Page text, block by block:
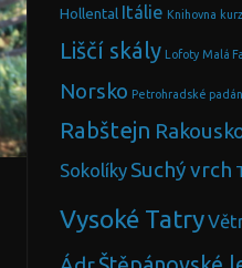
Hollental Itálie Knihovna kurz
Liščí skály Lofoty Malá
Norsko Petrohradské
Rabštejn
Sokolíky Suchý vrch
Vysoké Tatry